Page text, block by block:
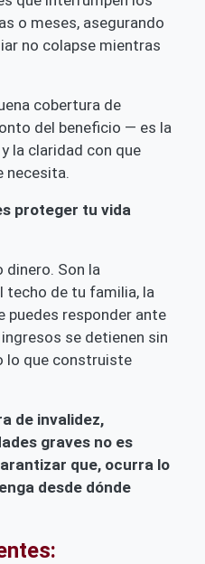
o meses, asegurando
no colapse mientras
cobertura de
del beneficio — es la
la claridad con que
necesita.
proteger tu vida
dinero. Son la
techo de tu familia, la
puedes responder ante
se detienen sin
lo que construiste
de invalidez,
graves no es
que, ocurra lo
desde dónde